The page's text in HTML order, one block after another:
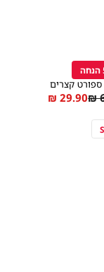
התנועה העיקריים
יצרנו מגוון רחב
מגניבים,
עדכניים שילדים
בחרנו בקפידה
וידאו בסלון.
עם בגדי הפנאי של
לכל אחד למצוא
המיוחד
ספורט קצרים
As
29.90 ₪